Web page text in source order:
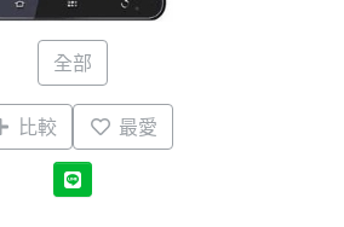
全部
比較 最愛